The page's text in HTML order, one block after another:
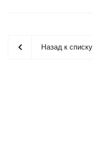
Назад к списку